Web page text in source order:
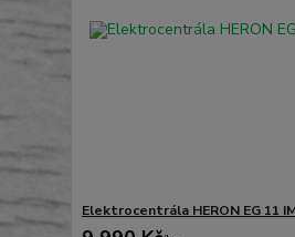
Elektrocentrála HERON EG 11